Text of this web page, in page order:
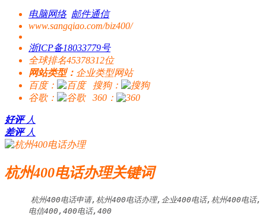
电脑网络 邮件通信
www.sangqiao.com/biz400/
浙ICP备18033779号
全球排名45378312位
网站类型： 企业类型网站
百度：
搜狗：
谷歌：
360：
好评 人
差评 人
杭州400电话办理关键词
杭州400电话申请,杭州400电话办理,企业400电话,杭州400电话,
电信400,400电话,400